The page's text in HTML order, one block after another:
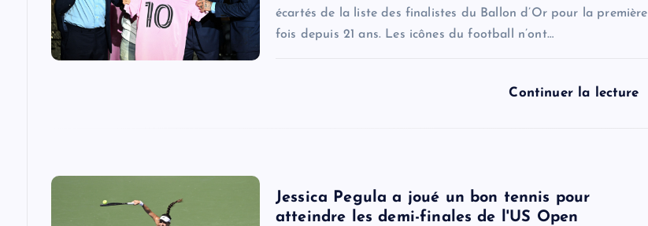
écartés de la liste des finalistes du Ballon d’Or pour la première
fois depuis 21 ans. Les icônes du football n’ont…
Continuer la lecture
Jessica Pegula a joué un bon tennis pour
atteindre les demi-finales de l'US Open